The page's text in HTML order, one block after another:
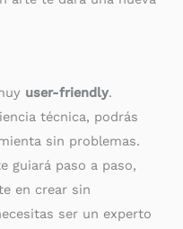
user-friendly.
técnica, podrás
sin problemas.
guiará paso a paso,
en crear sin
ser un experto